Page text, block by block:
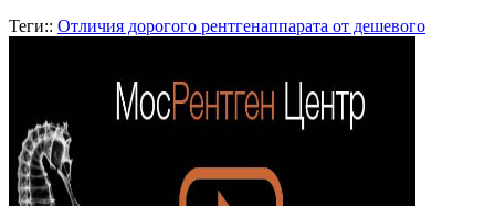
Теги:: Отличия дорогого рентгенаппарата от дешевого